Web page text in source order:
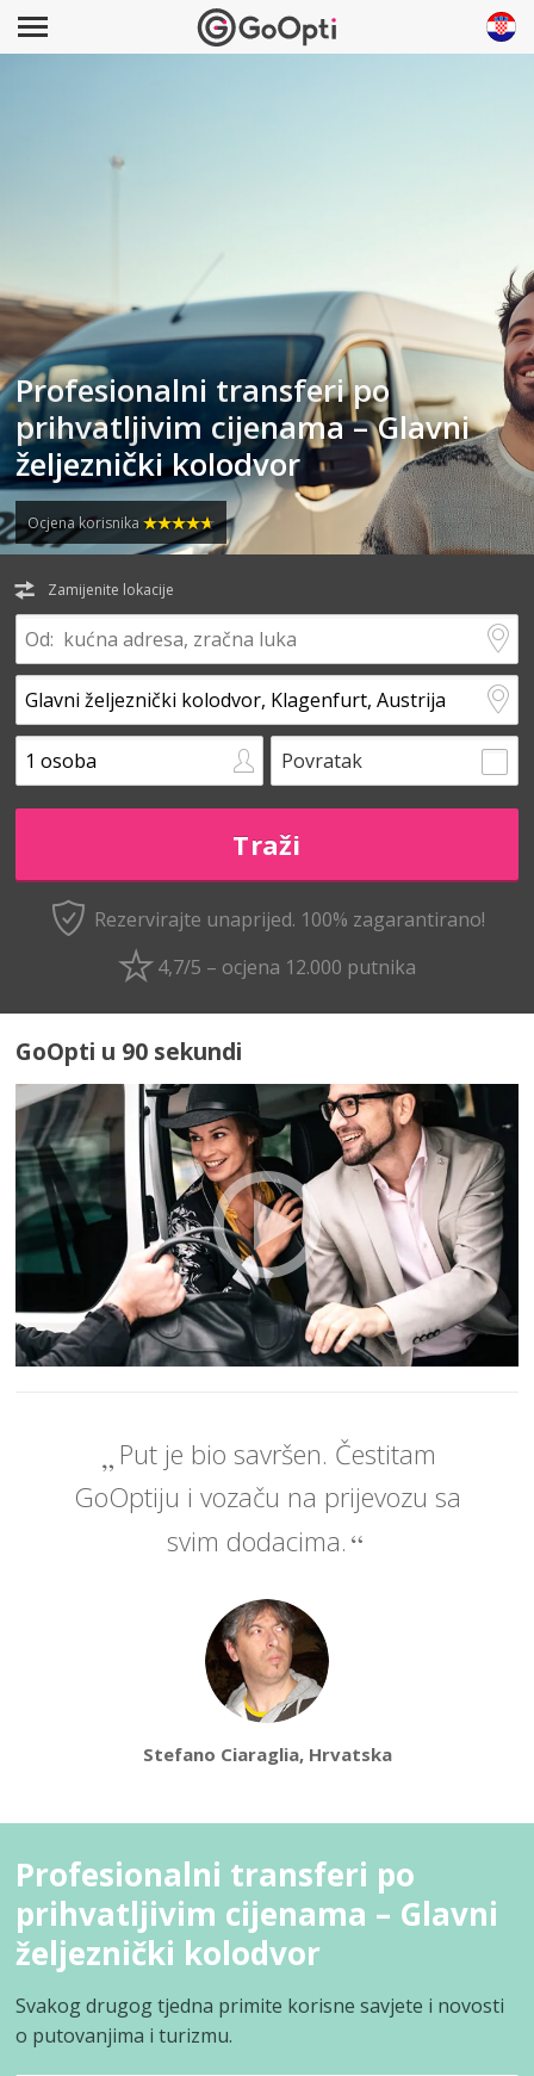
Profesionalni transferi po
prihvatljivim cijenama – Glavni
željeznički kolodvor
Ocjena korisnika
Zamijenite lokacije
Povratak
Rezervirajte unaprijed. 100% zagarantirano!
4,7/5 – ocjena 12.000 putnika
GoOpti u 90 sekundi
Put je bio savršen. Čestitam
GoOptiju i vozaču na prijevozu sa
svim dodacima.
Stefano Ciaraglia, Hrvatska
Profesionalni transferi po
prihvatljivim cijenama – Glavni
željeznički kolodvor
Svakog drugog tjedna primite korisne savjete i novosti
o putovanjima i turizmu.